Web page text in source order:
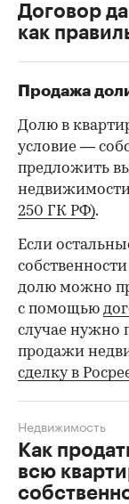
Договор
как
Продажа
Долю в
условие —
предложить
250 ГК РФ).
Если
долю можно
с помощью
случае нужно
продажи
сделку в
Как
всю
Недвижимость